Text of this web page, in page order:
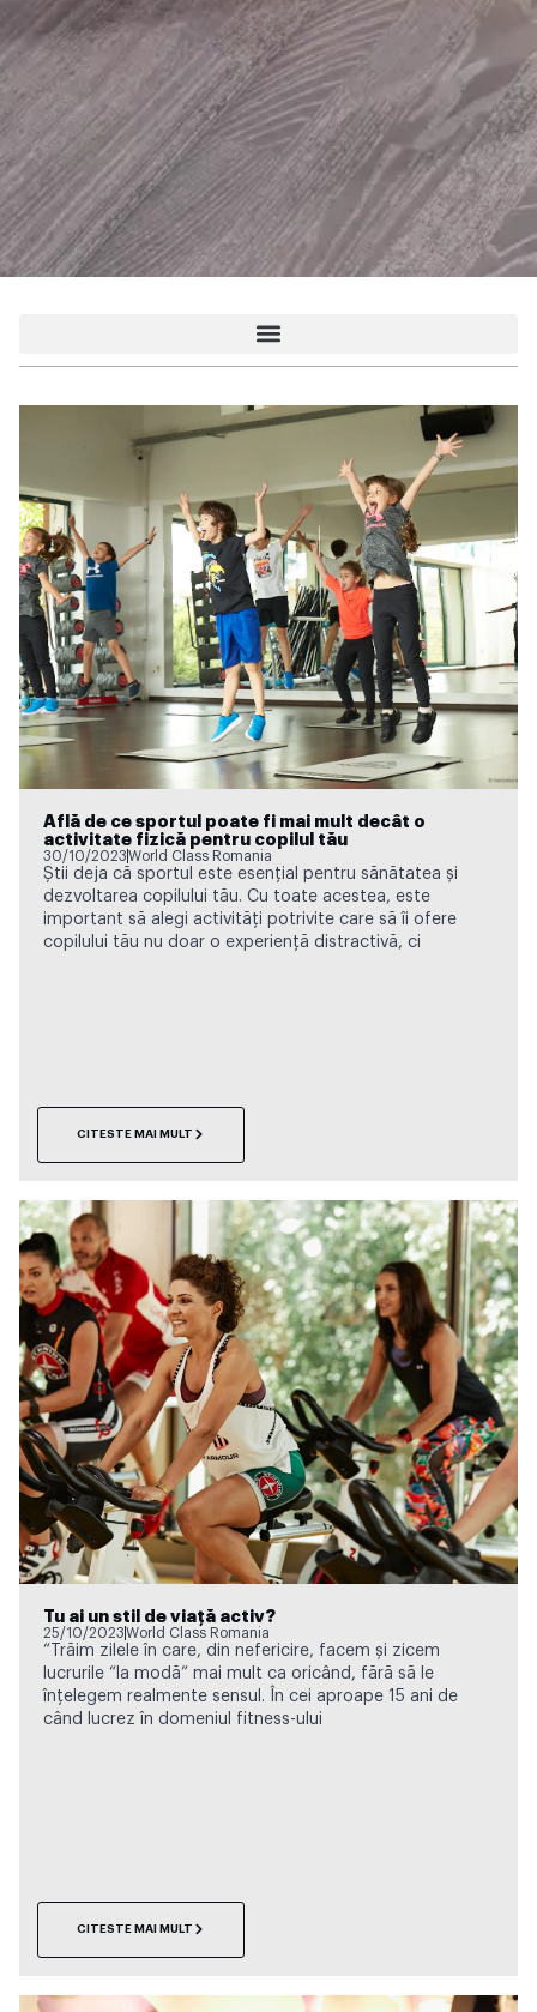
Află de ce sportul poate fi mai mult decât o
activitate fizică pentru copilul tău
30/10/2023World Class Romania
Știi deja că sportul este esențial pentru sănătatea și
dezvoltarea copilului tău. Cu toate acestea, este
important să alegi activități potrivite care să îi ofere
copilului tău nu doar o experiență distractivă, ci
CITESTE MAI MULT
Tu ai un stil de viață activ?
25/10/2023World Class Romania
“Trăim zilele în care, din nefericire, facem și zicem
lucrurile “la modă” mai mult ca oricând, fără să le
înțelegem realmente sensul. În cei aproape 15 ani de
când lucrez în domeniul fitness-ului
CITESTE MAI MULT